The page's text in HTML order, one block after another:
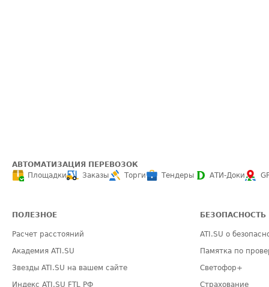
АВТОМАТИЗАЦИЯ ПЕРЕВОЗОК
Площадки
Заказы Торги Тендеры АТИ-Доки
ПОЛЕЗНОЕ
Расчет расстояний
Академия ATI.SU
Звезды ATI.SU на вашем сайте
Индекс ATI.SU FTL РФ
БЕЗОПАСНОСТЬ
ATI.SU о
Памятка по
Светофор+
Страхование